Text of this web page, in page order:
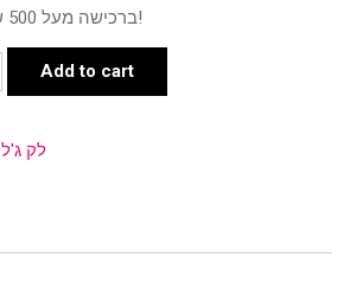
ברכישה מעל 500 ש"ח תרוויחו 6 נקודות!
Add to cart
לק ג'ל